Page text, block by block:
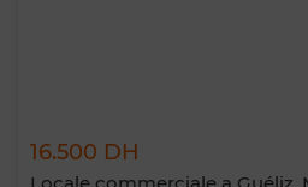
16.500 DH